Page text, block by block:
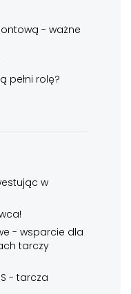
- ważne
pełni rolę?
w
- wsparcie dla
tarczy
- tarcza